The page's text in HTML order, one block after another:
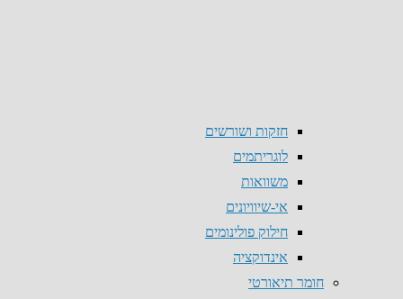
חזקות ושורשים
לוגריתמים
משוואות
אי-שיוויונים
חילוק פולינומים
אינדוקציה
חומר תיאורטי